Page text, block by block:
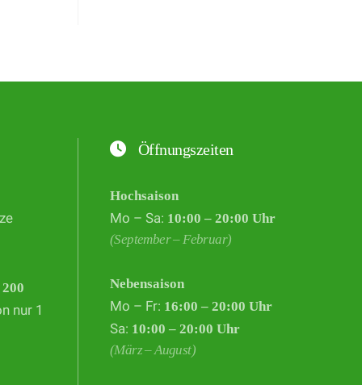
200
nur 1
Öffnungszeiten
Hochsaison
Mo – Sa: 10:00 – 20:00 Uhr
(September – Februar)
Nebensaison
Mo – Fr: 16:00 – 20:00 Uhr
Sa: 10:00 – 20:00 Uhr
(März – August)